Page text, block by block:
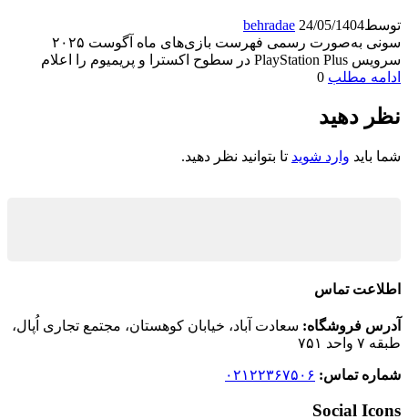
توسط behradae 24/05/1404
سونی به‌صورت رسمی فهرست بازی‌های ماه آگوست ۲۰۲۵
سرویس PlayStation Plus در سطوح اکسترا و پریمیوم را اعلام
ادامه مطلب 0
نظر دهید
شما باید وارد شوید تا بتوانید نظر دهید.
اطلاعت تماس
آدرس فروشگاه: سعادت آباد، خیابان کوهستان، مجتمع تجاری اُپال،
طبقه ۷ واحد ۷۵۱
شماره تماس: ۰۲۱۲۲۳۶۷۵۰۶
Social Icons